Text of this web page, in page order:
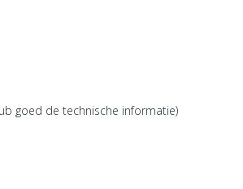
goed de technische informatie)